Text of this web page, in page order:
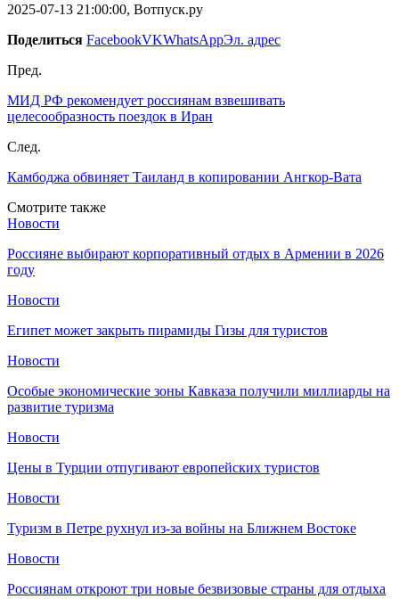
2025-07-13 21:00:00, Вотпуск.ру
Поделиться FacebookVKWhatsAppЭл. адрес
Пред.
МИД РФ рекомендует россиянам взвешивать
целесообразность поездок в Иран
След.
Камбоджа обвиняет Таиланд в копировании Ангкор-Вата
Смотрите также
Новости
Россияне выбирают корпоративный отдых в Армении в 2026
году
Новости
Египет может закрыть пирамиды Гизы для туристов
Новости
Особые экономические зоны Кавказа получили миллиарды на
развитие туризма
Новости
Цены в Турции отпугивают европейских туристов
Новости
Туризм в Петре рухнул из-за войны на Ближнем Востоке
Новости
Россиянам откроют три новые безвизовые страны для отдыха